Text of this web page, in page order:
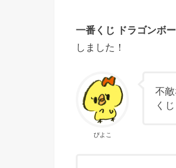
一番くじ ドラゴンボ
しました！
ぴよこ
不
くじ